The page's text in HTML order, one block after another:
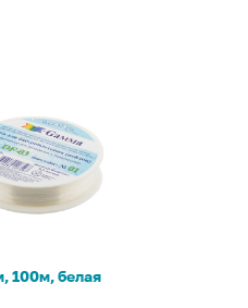
100м, белая